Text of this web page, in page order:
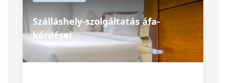
Szálláshely-szolgáltatás áfa-
kérdései